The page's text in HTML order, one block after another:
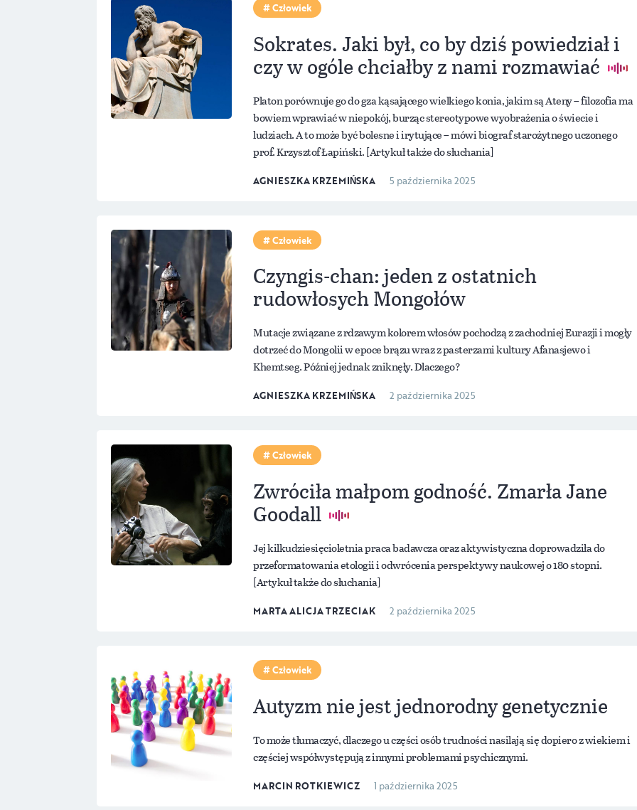
Człowiek
Sokrates. Jaki był, co by dziś powiedział i
czy w ogóle chciałby z nami rozmawiać
Platon porównuje go do gza kąsającego wielkiego konia, jakim są Ateny – filozofia ma
bowiem wprawiać w niepokój, burząc stereotypowe wyobrażenia o świecie i
ludziach. A to może być bolesne i irytujące – mówi biograf starożytnego uczonego
prof. Krzysztof Łapiński. [Artykuł także do słuchania]
AGNIESZKA KRZEMIŃSKA 5 października 2025
Człowiek
Czyngis-chan: jeden z ostatnich
rudowłosych Mongołów
Mutacje związane z rdzawym kolorem włosów pochodzą z zachodniej Eurazji i mogły
dotrzeć do Mongolii w epoce brązu wraz z pasterzami kultury Afanasjewo i
Khemtseg. Później jednak zniknęły. Dlaczego?
AGNIESZKA KRZEMIŃSKA 2 października 2025
Człowiek
Zwróciła małpom godność. Zmarła Jane
Goodall
Jej kilkudziesięcioletnia praca badawcza oraz aktywistyczna doprowadziła do
przeformatowania etologii i odwrócenia perspektywy naukowej o 180 stopni.
[Artykuł także do słuchania]
MARTA ALICJA TRZECIAK 2 października 2025
Człowiek
Autyzm nie jest jednorodny genetycznie
To może tłumaczyć, dlaczego u części osób trudności nasilają się dopiero z wiekiem i
częściej współwystępują z innymi problemami psychicznymi.
MARCIN ROTKIEWICZ 1 października 2025